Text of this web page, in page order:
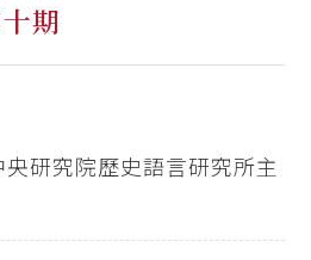
期
研究院歷史語言研究所主